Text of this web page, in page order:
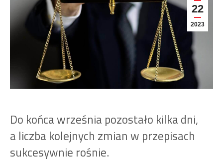
22
2023
Do końca września pozostało kilka dni,
a liczba kolejnych zmian w przepisach
sukcesywnie rośnie.